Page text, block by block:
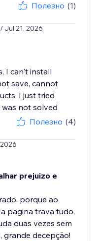
Полезно (1)
/ Jul 21, 2026
I can't install
save, cannot
I just tried
not solved
Полезно (4)
prejuizo e
porque ao
pagina trava tudo,
duas vezes sem
grande decepção!